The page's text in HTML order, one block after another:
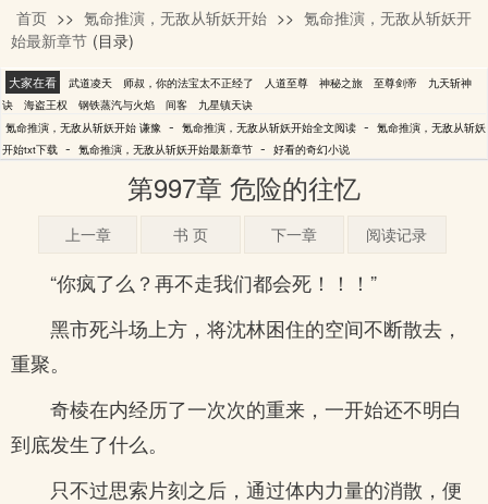
谦豫
首页 >> 氪命推演，无敌从斩妖开始 >> 氪命推演，无敌从斩妖开
始最新章节 (目录)
大家在看 武道凌天 师叔，你的法宝太不正经了 人道至尊 神秘之旅 至尊剑帝
九天斩神
诀
海盗王权 钢铁蒸汽与火焰 间客
九星镇天诀
氪命推演，无敌从斩妖开始 谦豫 - 氪命推演，无敌从斩妖开始全文阅读 - 氪命推演，无敌从斩妖
开始txt下载 - 氪命推演，无敌从斩妖开始最新章节 - 好看的奇幻小说
第997章 危险的往忆
上一章 书 页 下一章 阅读记录
“你疯了么？再不走我们都会死！！！”
黑市死斗场上方，将沈林困住的空间不断散去，
重聚。
奇棱在内经历了一次次的重来，一开始还不明白
到底发生了什么。
只不过思索片刻之后，通过体内力量的消散，便